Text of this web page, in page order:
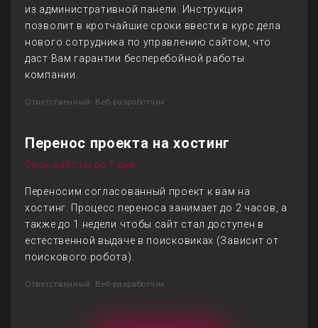
из административной панели. Инструкция
позволит в кротчайшие сроки ввести в курс дела
нового сотрудника по управлению сайтом, что
даст Вам гарантии бесперебойной работы
компании.
Ответственный: Веб-разработчик
Перенос проекта на хостинг
Срок работы до 1 дня
Переносим согласованный проект к вам на
хостинг. Процесс переноса занимает до 2 часов, а
также до 1 недели чтобы сайт стал доступен в
естественной выдаче в поисковиках (Зависит от
поискового робота).
Ответственный: Веб-разработчик